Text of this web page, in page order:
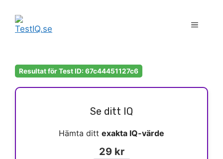
innehåll
Meny
Resultat för Test ID: 67c44451127c6
Se ditt IQ
Hämta ditt exakta IQ-värde
29 kr